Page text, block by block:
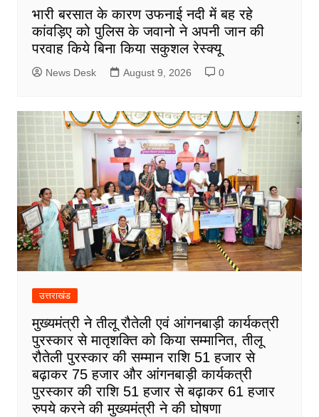
भारी बरसात के कारण उफनाई नदी में बह रहे
कांवड़िए को पुलिस के जवानो ने अपनी जान की
परवाह किये बिना किया सकुशल रेस्क्यू
News Desk August 9, 2026 0
उत्तराखंड
मुख्यमंत्री ने तीलू रौतेली एवं आंगनबाड़ी कार्यकत्री
पुरस्कार से मातृशक्ति को किया सम्मानित, तीलू
रौतेली पुरस्कार की सम्मान राशि 51 हजार से
बढ़ाकर 75 हजार और आंगनबाड़ी कार्यकत्री
पुरस्कार की राशि 51 हजार से बढ़ाकर 61 हजार
रुपये करने की मुख्यमंत्री ने की घोषणा